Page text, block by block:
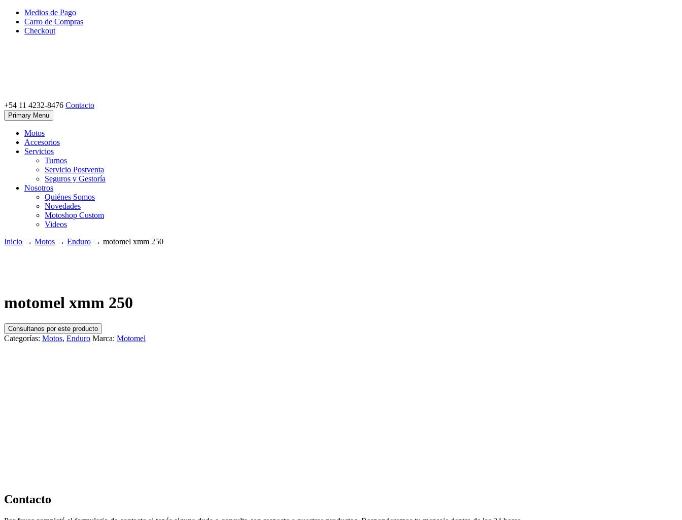
Skip
content
Medios de Pago
Carro de Compras
Checkout
Motoshop Ezeiza
Motos y Accesorios
+54 11 4232-8476 Contacto
Primary Menu
Motos
Accesorios
Servicios
Turnos
Servicio Postventa
Seguros y Gestoría
Nosotros
Quiénes Somos
Novedades
Motoshop Custom
Videos
Inicio → Motos → Enduro → motomel xmm 250
motomel xmm 250
Consultanos por este producto
Categorías: Motos, Enduro Marca: Motomel
Contacto